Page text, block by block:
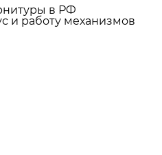
в РФ
и работу механизмов